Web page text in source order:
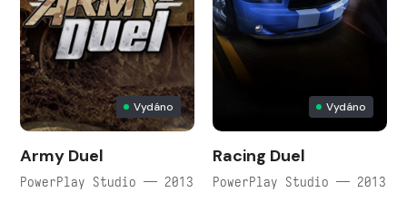
Vydáno
Army Duel
PowerPlay Studio — 2013
Vydáno
Racing Duel
PowerPlay Studio — 2013